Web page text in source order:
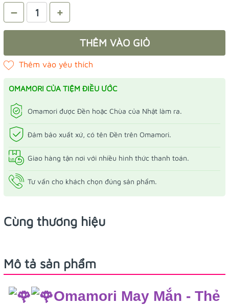
– +
THÊM VÀO GIỎ
OMAMORI CỦA TIỆM ĐIỀU ƯỚC
Omamori được Đền hoặc Chùa của Nhật làm ra.
Đảm bảo xuất xứ, có tên Đền trên Omamori.
Giao hàng tận nơi với nhiều hình thức thanh toán.
Tư vấn cho khách chọn đúng sản phẩm.
Cùng thương hiệu
Mô tả sản phẩm
Omamori May Mắn - Thẻ